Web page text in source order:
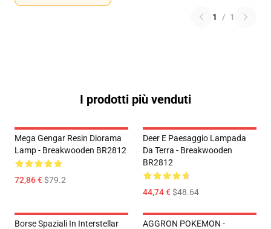
1 / 1
I prodotti più venduti
Mega Gengar Resin Diorama
Lamp - Breakwooden BR2812
72,86 €$79.2
Deer E Paesaggio Lampada
Da Terra - Breakwooden
BR2812
44,74 €$48.64
Borse Spaziali In Interstellar
AGGRON POKEMON -